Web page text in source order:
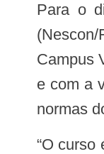
Para o diretor e professor titular do Nescon, ligado à Faculdade de Medicina da Universidade Federal de Minas Gerais
Campus
e com a
normas
“O curso é resultado de um hercúleo trabalho para certificar mais de 100 mil profissionais de saúde que atuam nas quase 40 mil